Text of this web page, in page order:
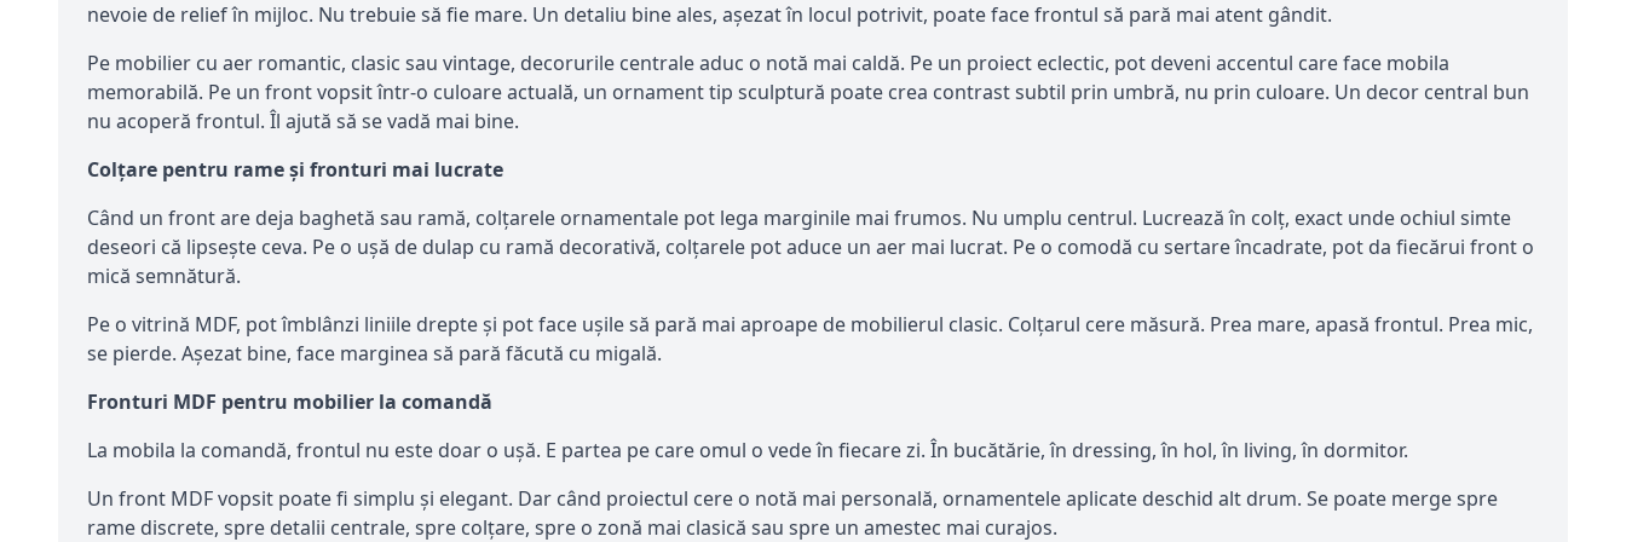
nevoie de relief în mijloc. Nu trebuie să fie mare. Un detaliu bine ales, așezat în locul potrivit, poate face frontul să pară mai atent gândit.
Pe mobilier cu aer romantic, clasic sau vintage, decorurile centrale aduc o notă mai caldă. Pe un proiect eclectic, pot deveni accentul care face mobila
memorabilă. Pe un front vopsit într-o culoare actuală, un ornament tip sculptură poate crea contrast subtil prin umbră, nu prin culoare. Un decor central bun
nu acoperă frontul. Îl ajută să se vadă mai bine.
Colțare pentru rame și fronturi mai lucrate
Când un front are deja baghetă sau ramă, colțarele ornamentale pot lega marginile mai frumos. Nu umplu centrul. Lucrează în colț, exact unde ochiul simte
deseori că lipsește ceva. Pe o ușă de dulap cu ramă decorativă, colțarele pot aduce un aer mai lucrat. Pe o comodă cu sertare încadrate, pot da fiecărui front o
mică semnătură.
Pe o vitrină MDF, pot îmblânzi liniile drepte și pot face ușile să pară mai aproape de mobilierul clasic. Colțarul cere măsură. Prea mare, apasă frontul. Prea mic,
se pierde. Așezat bine, face marginea să pară făcută cu migală.
Fronturi MDF pentru mobilier la comandă
La mobila la comandă, frontul nu este doar o ușă. E partea pe care omul o vede în fiecare zi. În bucătărie, în dressing, în hol, în living, în dormitor.
Un front MDF vopsit poate fi simplu și elegant. Dar când proiectul cere o notă mai personală, ornamentele aplicate deschid alt drum. Se poate merge spre
rame discrete, spre detalii centrale, spre colțare, spre o zonă mai clasică sau spre un amestec mai curajos.